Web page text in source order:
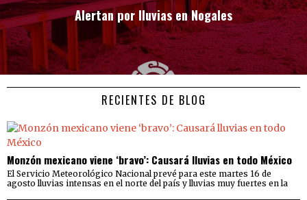
Alertan por lluvias en Nogales
RECIENTES DE BLOG
Monzón mexicano viene ‘bravo’: Causará lluvias en todo México
El Servicio Meteorológico Nacional prevé para este martes 16 de
agosto lluvias intensas en el norte del país y lluvias muy fuertes en la